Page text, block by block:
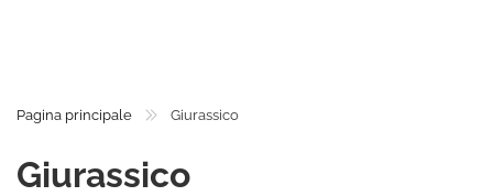
Pagina principale Giurassico
Giurassico